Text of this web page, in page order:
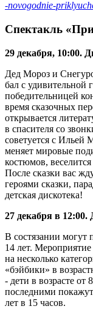
-novogodnie-
Спектакль
29 декабря, 10:00.
Дед Мороз и
бал с удивительной
победительницей
время сказочных
открывается
в спасителя со
советуется с Ильей
меняет мировые
костюмов,
После сказки вас
героями сказки,
детская дискотека!
27 декабря в
В состязании могут
14 лет. Мероприятие
на несколько
«бэйбики» в
- дети в возрасте от
последними
лет в 15 часов.